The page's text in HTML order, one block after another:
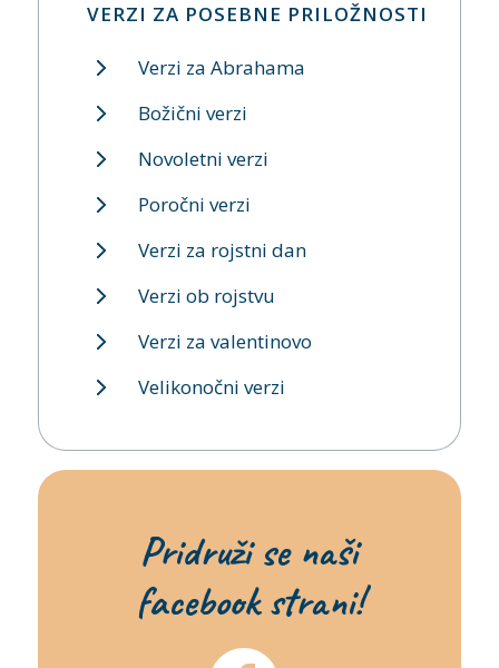
VERZI ZA POSEBNE PRILOŽNOSTI
Verzi za Abrahama
Božični verzi
Novoletni verzi
Poročni verzi
Verzi za rojstni dan
Verzi ob rojstvu
Verzi za valentinovo
Velikonočni verzi
Pridruži se naši
facebook strani!